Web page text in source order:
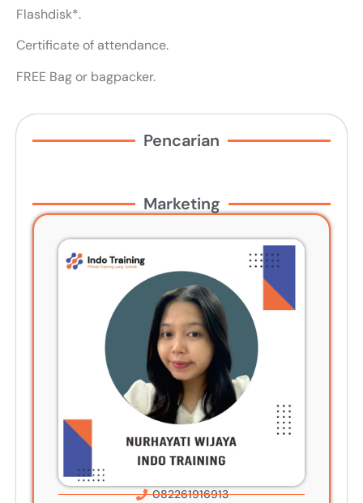
Flashdisk*.
Certificate of attendance.
FREE Bag or bagpacker.
Pencarian
Marketing
082261916913